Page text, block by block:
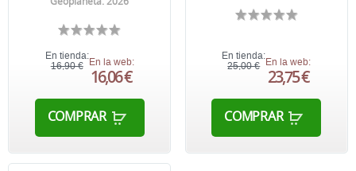
En tienda:
16,90 € En la web:
16,06 €
COMPRAR
En tienda:
25,00 €
En la web:
23,75 €
COMPRAR